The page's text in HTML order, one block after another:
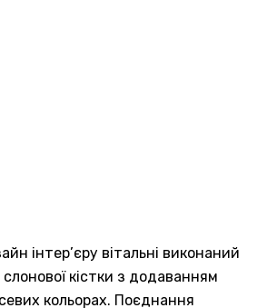
інтер’єру вітальні виконаний
кістки з додаванням
кольорах. Поєднання